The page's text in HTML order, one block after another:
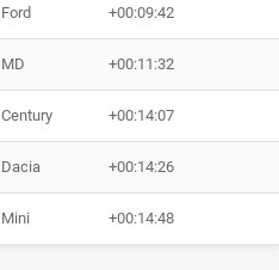
Ford +00:09:42
MD +00:11:32
Century +00:14:07
Dacia +00:14:26
Mini +00:14:48